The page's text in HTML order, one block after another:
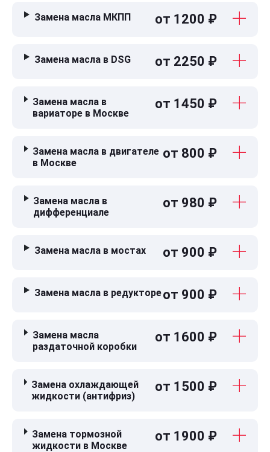
Замена масла МКПП от 1200 ₽
Замена масла в DSG от 2250 ₽
Замена масла в
вариаторе в Москве
от 1450 ₽
Замена масла в двигателе
в Москве
от 800 ₽
Замена масла в
дифференциале
от 980 ₽
Замена масла в мостах от 900 ₽
Замена масла в редуктореот 900 ₽
Замена масла
раздаточной коробки
от 1600 ₽
Замена охлаждающей
жидкости (антифриз)
от 1500 ₽
Замена тормозной
жидкости в Москве
от 1900 ₽